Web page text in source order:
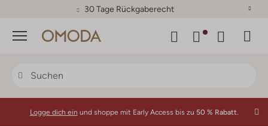
30 Tage Rückgaberecht
Menü
Logge dich ein und shoppe mit Early Access bis zu 50 % Rabatt.